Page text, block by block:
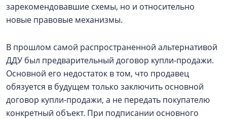
зарекомендовавшие схемы, но и относительно
новые правовые механизмы.
В прошлом самой распространенной альтернативой
ДДУ был предварительный договор купли-продажи.
Основной его недостаток в том, что продавец
обязуется в будущем только заключить основной
договор купли-продажи, а не передать покупателю
конкретный объект. При подписании основного